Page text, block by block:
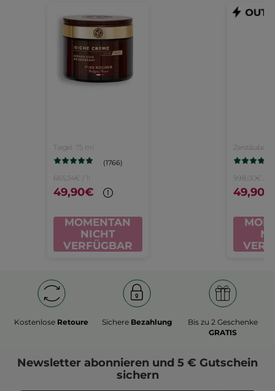
Tag &
Nacht
Tiegel 75 ml
(1766)
665,34€ / 1l
49,90€
MOMENTAN
NICHT
VERFÜGBAR
-
Zerstäuber
998,00€ / 1l
49,90€
Kostenlose Retoure Sichere Bezahlung
Bis zu 2 Geschenke
GRATIS
Newsletter abonnieren und 5 € Gutschein
sichern